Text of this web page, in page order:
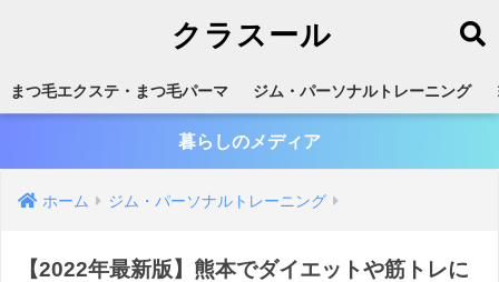
クラスール
まつ毛エクステ・まつ毛パーマ ジム・パーソナルトレーニング
暮らしのメディア
ホーム ジム・パーソナルトレーニング
【2022年最新版】熊本でダイエットや筋トレに